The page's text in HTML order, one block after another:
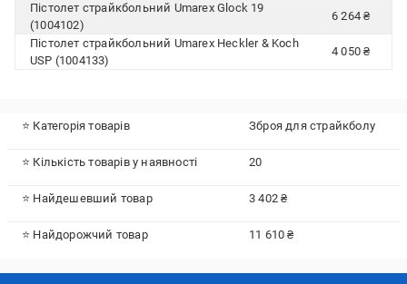
Пістолет страйкбольний Umarex Glock 19
(1004102)
6 264 ₴
Пістолет страйкбольний Umarex Heckler & Koch
USP (1004133)
4 050 ₴
⭐ Категорія товарів Зброя для страйкболу
⭐ Кількість товарів у наявності 20
⭐ Найдешевший товар 3 402 ₴
⭐ Найдорожчий товар 11 610 ₴